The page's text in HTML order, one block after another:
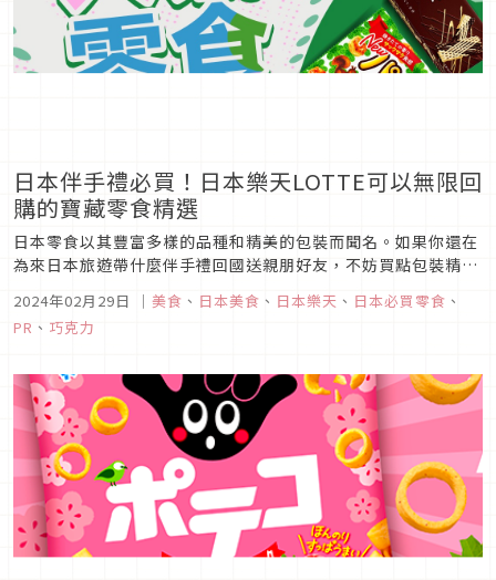
日本伴手禮必買！日本樂天LOTTE可以無限回
購的寶藏零食精選
日本零食以其豐富多樣的品種和精美的包裝而聞名。如果你還在
為來日本旅遊帶什麼伴手禮回國送親朋好友，不妨買點包裝精美
人不踩雷的必選！在眾多零食品牌中，日本的LOTTE的產品也
是經常霸榜各種零食推薦榜。它家零食品種眾多，口味適合各年
2024年02月29日 ｜ 美食 、 日本美食 、 日本樂天 、 日本必買零食 、
PR 、 巧克力